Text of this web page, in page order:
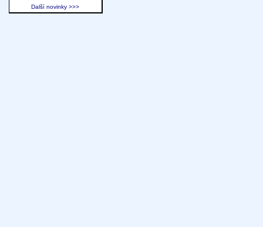
Další novinky >>>